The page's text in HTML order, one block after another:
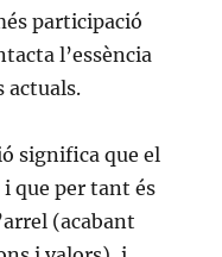
participació
l’essència
actuals.
significa que el
que per tant és
(acabant